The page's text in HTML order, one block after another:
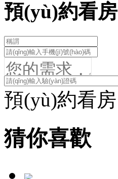
預(yù)約看房
預(yù)約看房
猜你喜歡